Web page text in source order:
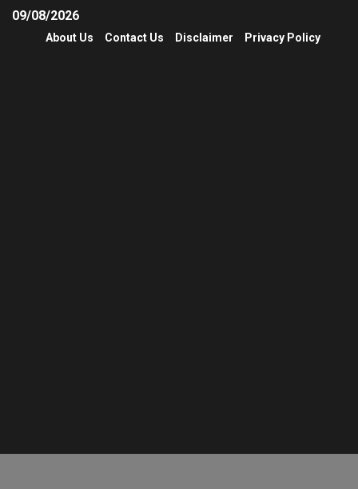
09/08/2026
About Us Contact Us Disclaimer Privacy Policy